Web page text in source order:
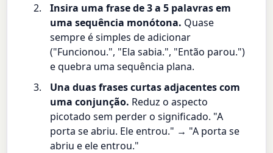
Insira uma frase de 3 a 5 palavras em
uma sequência monótona. Quase
sempre é simples de adicionar
("Funcionou.", "Ela sabia.", "Então parou.")
e quebra uma sequência plana.
Una duas frases curtas adjacentes com
uma conjunção. Reduz o aspecto
picotado sem perder o significado. "A
porta se abriu. Ele entrou." → "A porta se
abriu e ele entrou."